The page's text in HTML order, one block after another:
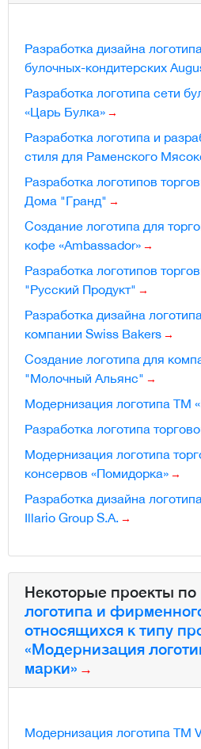
Разработка дизайна
булочных-кондитерских
Разработка логотипа сети
«Царь Булка»
Разработка логотипа и
стиля для Раменского
Разработка логотипов
Дома "Гранд"
Cоздание логотипа для
кофе «Ambassador»
Разработка логотипов
"Русский Продукт"
Разработка дизайна
компании Swiss Bakers
Cоздание логотипа для
"Молочный Альянс"
Модернизация логотипа ТМ
Разработка логотипа
Модернизация логотипа
консервов «Помидорка»
Разработка дизайна
Illario Group S.A.
Некоторые проекты по
логотипа и
относящихся к типу
«Модернизация
марки»
Модернизация логотипа ТМ